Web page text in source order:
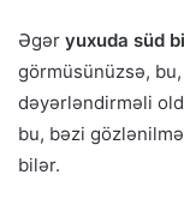
Əgər yuxuda süd
görmüsünüzsə,
dəyərləndirməli
bu, bəzi
bilər.